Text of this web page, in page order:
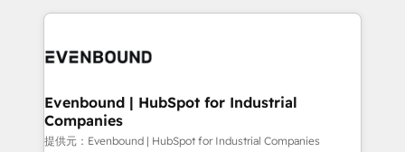
to accompany companies on their digital
to help you keep winning. What We Do ⚙️ CRM
Data & Content 📈 Sales & Marketing Alignment +
Agent Creation 🔄 Custom Integrations & Data
Migration Why 1406 We become part of your team.
Your team learns while we build. We fix what others
Evenbound | HubSpot for Industrial
Companies
提供元：Evenbound | HubSpot for Industrial Companies